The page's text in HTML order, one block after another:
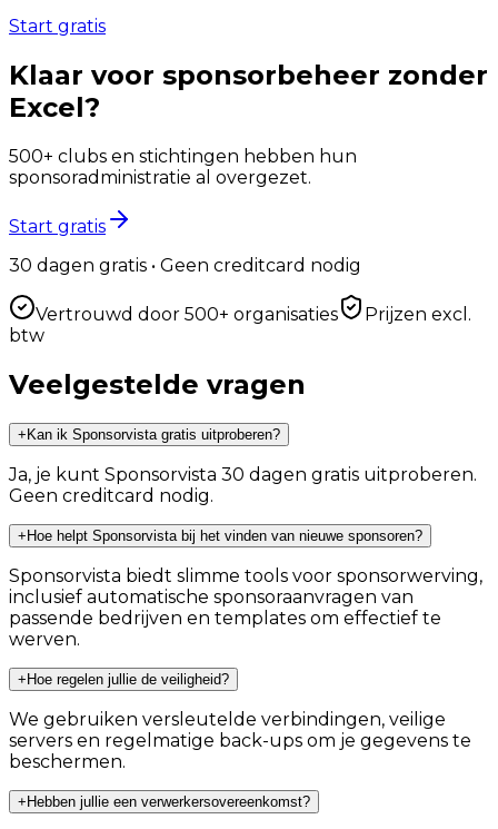
Start gratis
Klaar voor sponsorbeheer zonder
Excel?
500+ clubs en stichtingen hebben hun
sponsoradministratie al overgezet.
Start gratis
30 dagen gratis • Geen creditcard nodig
Vertrouwd door 500+ organisaties
Prijzen excl.
btw
Veelgestelde vragen
+ Kan ik Sponsorvista gratis uitproberen?
Ja, je kunt Sponsorvista 30 dagen gratis uitproberen.
Geen creditcard nodig.
+ Hoe helpt Sponsorvista bij het vinden van nieuwe sponsoren?
Sponsorvista biedt slimme tools voor sponsorwerving,
inclusief automatische sponsoraanvragen van
passende bedrijven en templates om effectief te
werven.
+ Hoe regelen jullie de veiligheid?
We gebruiken versleutelde verbindingen, veilige
servers en regelmatige back-ups om je gegevens te
beschermen.
+ Hebben jullie een verwerkersovereenkomst?